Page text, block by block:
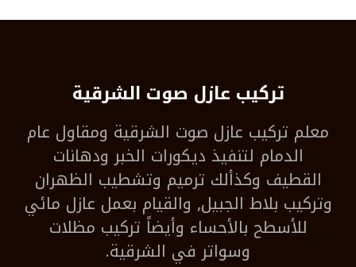
تركيب عازل صوت الشرقية
معلم تركيب عازل صوت الشرقية ومقاول عام
الدمام لتنفيذ ديكورات الخبر ودهانات
القطيف وكذألك ترميم وتشطيب الظهران
وتركيب بلاط الجبيل, والقيام بعمل عازل مائي
للأسطح بالأحساء وأيضاً تركيب مظلات
وسواتر في الشرقية.